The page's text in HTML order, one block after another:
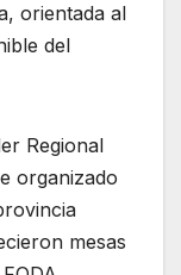
orientada al
del
Regional
organizado
mesas